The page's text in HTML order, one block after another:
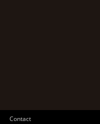
Contact